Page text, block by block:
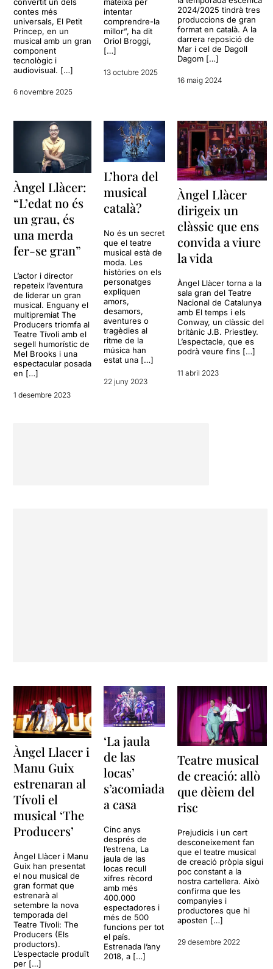
convertit un dels
contes més
universals, El Petit
Príncep, en un
musical amb un gran
component
tecnològic i
audiovisual. […]
6 novembre 2025
mateixa per
intentar
comprendre-la
millor”, ha dit
Oriol Broggi,
[…]
13 octubre 2025
2024/2025 tindrà tres
produccions de gran
format en català. A la
darrera reposició de
Mar i cel de Dagoll
Dagom […]
16 maig 2024
Àngel Llàcer:
“L’edat no és
un grau, és
una merda
fer-se gran”
L’actor i director
repeteix l’aventura
de liderar un gran
musical. Enguany el
multipremiat The
Producers triomfa al
Teatre Tívoli amb el
segell humorístic de
Mel Brooks i una
espectacular posada
en […]
1 desembre 2023
L’hora del
musical
català?
No és un secret
que el teatre
musical està de
moda. Les
històries on els
personatges
expliquen
amors,
desamors,
aventures o
tragèdies al
ritme de la
música han
estat una […]
22 juny 2023
Àngel Llàcer
dirigeix un
clàssic que ens
convida a viure
la vida
Àngel Llàcer torna a la
sala gran del Teatre
Nacional de Catalunya
amb El temps i els
Conway, un clàssic del
britànic J.B. Priestley.
L’espectacle, que es
podrà veure fins […]
11 abril 2023
Àngel Llacer i
Manu Guix
estrenaran al
Tívoli el
musical ‘The
Producers’
Àngel Llàcer i Manu
Guix han presentat
el nou musical de
gran format que
estrenarà al
setembre la nova
temporada del
Teatre Tívoli: The
Producers (Els
productors).
L’espectacle produït
per […]
‘La jaula
de las
locas’
s’acomiada
a casa
Cinc anys
després de
l’estrena, La
jaula de las
locas recull
xifres rècord
amb més
400.000
espectadores i
més de 500
funcions per tot
el país.
Estrenada l’any
2018, a […]
Teatre musical
de creació: allò
que dèiem del
risc
Prejudicis i un cert
desconeixement fan
que el teatre musical
de creació pròpia sigui
poc constant a la
nostra cartellera. Això
confirma que les
companyies i
productores que hi
aposten […]
29 desembre 2022